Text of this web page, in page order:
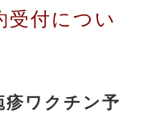
受付につい
ワクチン予